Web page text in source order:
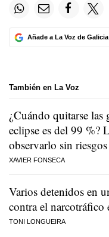
Añade a La Voz de
También en La Voz
¿Cuándo quitarse las
eclipse es del 99 %?
observarlo sin riesgos
XAVIER FONSECA
Varios detenidos en
contra el
TONI LONGUEIRA